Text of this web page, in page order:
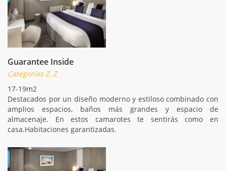
Guarantee Inside
Categorías Z, Z
17-19m2
Destacados por un diseño moderno y estiloso combinado con
amplios espacios, baños más grandes y espacio de
almacenaje. En estos camarotes te sentirás como en
casa.Habitaciones garantizadas.